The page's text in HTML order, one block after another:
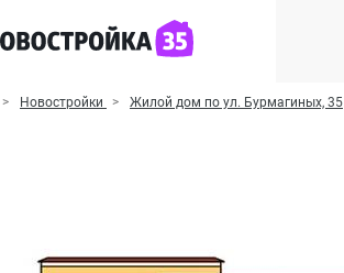
Новостройки Жилой дом по ул. Бурмагиных, 35